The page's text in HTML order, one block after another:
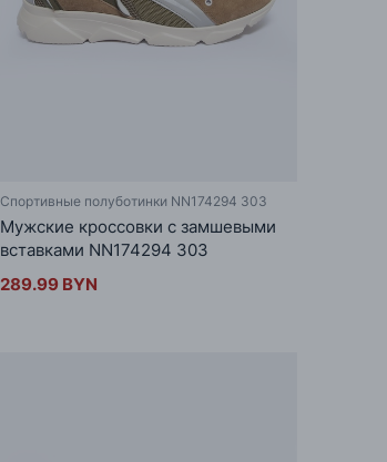
Спортивные полуботинки NN174294 303
Мужские кроссовки с замшевыми
вставками NN174294 303
289.99 BYN